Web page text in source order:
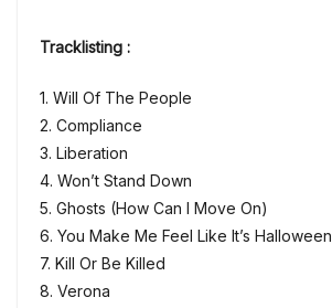
Tracklisting :
1. Will Of The People
2. Compliance
3. Liberation
4. Won’t Stand Down
5. Ghosts (How Can I Move On)
6. You Make Me Feel Like It’s Halloween
7. Kill Or Be Killed
8. Verona